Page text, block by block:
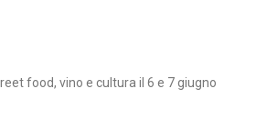
food, vino e cultura il 6 e 7 giugno